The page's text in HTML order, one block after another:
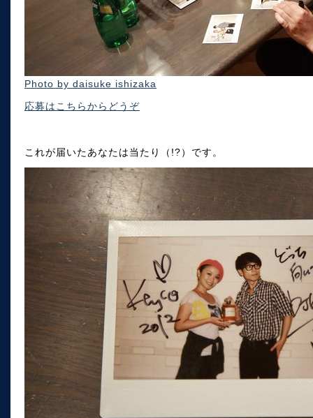
Photo by daisuke ishizaka
応募はこちらからどうぞ
これが届いたあなたは当たり（!?）です。